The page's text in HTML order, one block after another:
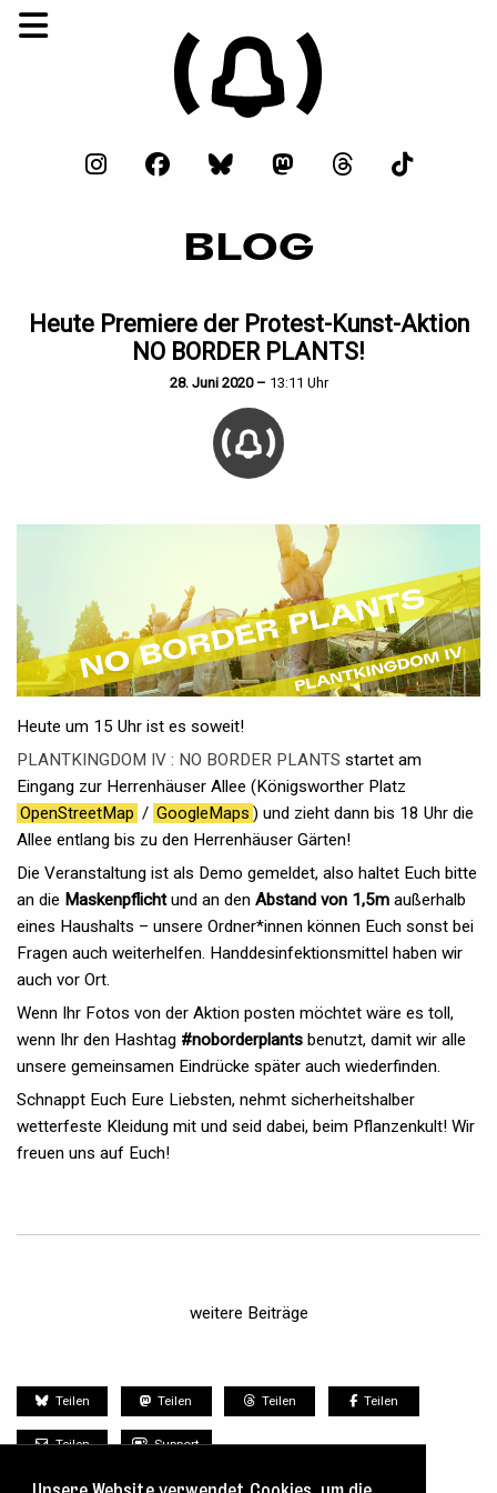
BLOG
Heute Premiere der Protest-Kunst-Aktion
NO BORDER PLANTS!
28. Juni 2020 – 13:11 Uhr
Heute um 15 Uhr ist es soweit!
PLANTKINGDOM IV : NO BORDER PLANTS startet am
Eingang zur Herrenhäuser Allee (Königsworther Platz
OpenStreetMap / GoogleMaps ) und zieht dann bis 18 Uhr die
Allee entlang bis zu den Herrenhäuser Gärten!
Die Veranstaltung ist als Demo gemeldet, also haltet Euch bitte
an die Maskenpflichtund an den Abstand von 1,5m außerhalb
eines Haushalts – unsere Ordner*innen können Euch sonst bei
Fragen auch weiterhelfen. Handdesinfektionsmittel haben wir
auch vor Ort.
Wenn Ihr Fotos von der Aktion posten möchtet wäre es toll,
wenn Ihr den Hashtag #noborderplants benutzt, damit wir alle
unsere gemeinsamen Eindrücke später auch wiederfinden.
Schnappt Euch Eure Liebsten, nehmt sicherheitshalber
wetterfeste Kleidung mit und seid dabei, beim Pflanzenkult! Wir
freuen uns auf Euch!
weitere Beiträge
Teilen Teilen Teilen Teilen
Teilen Support